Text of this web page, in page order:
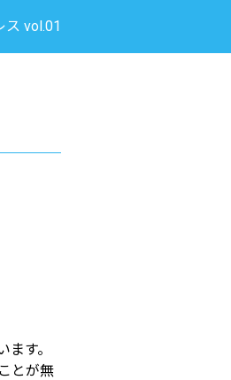
ス vol.01
す。
とが無